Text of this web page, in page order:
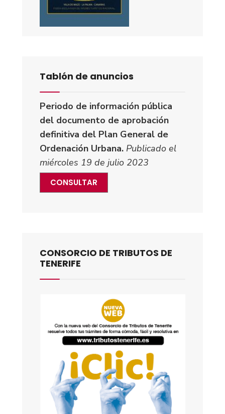
Tablón de anuncios
Periodo de información pública
del documento de aprobación
definitiva del Plan General de
Ordenación Urbana. Publicado el
miércoles 19 de julio 2023
CONSULTAR
CONSORCIO DE TRIBUTOS DE
TENERIFE